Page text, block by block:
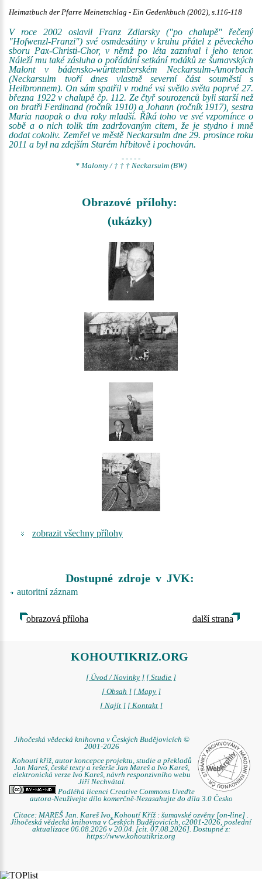
Heimatbuch der Pfarre Meinetschlag - Ein Gedenkbuch (2002), s.116-118
V roce 2002 oslavil Franz Zdiarsky ("po chalupě" řečený
"Hofwenzl-Franzi") své osmdesátiny v kruhu přátel z pěveckého
sboru Pax-Christi-Chor, v němž po léta zazníval i jeho tenor.
Náleží mu také zásluha o pořádání setkání rodáků ze šumavských
Malont v bádensko-württemberském Neckarsulm-Amorbach
(Neckarsulm tvoří dnes vlastně severní část souměstí s
Heilbronnem). On sám spatřil v rodné vsi světlo světa poprvé 27.
března 1922 v chalupě čp. 112. Ze čtyř sourozenců byli starší než
on bratři Ferdinand (ročník 1910) a Johann (ročník 1917), sestra
Maria naopak o dva roky mladší. Říká toho ve své vzpomínce o
sobě a o nich tolik tím zadržovaným citem, že je stydno i mně
dodat cokoliv. Zemřel ve městě Neckarsulm dne 29. prosince roku
2011 a byl na zdejším Starém hřbitově i pochován.
- - - - -
* Malonty / † † † Neckarsulm (BW)
Obrazové přílohy:
(ukázky)
zobrazit všechny přílohy
Dostupné zdroje v JVK:
autoritní záznam
obrazová příloha další strana
KOHOUTIKRIZ.ORG
[ Úvod / Novinky ] [ Studie ]
[ Obsah ] [ Mapy ]
[ Najít ] [ Kontakt ]
Jihočeská vědecká knihovna v Českých Budějovicích ©
2001-2026
Kohoutí kříž, autor koncepce projektu, studie a překladů
Jan Mareš, české texty a rešerše Jan Mareš a Ivo Kareš,
elektronická verze Ivo Kareš, návrh responzivního webu
Jiří Nechvátal.
Podléhá licenci Creative Commons Uveďte
autora-Neužívejte dílo komerčně-Nezasahujte do díla 3.0 Česko
Citace: MAREŠ Jan. Kareš Ivo. Kohoutí Kříž : šumavské ozvěny [on-line] .
Jihočeská vědecká knihovna v Českých Budějovicích, c2001-2026, poslední
aktualizace 06.08.2026 v 20.04. [cit. 07.08.2026]. Dostupné z:
https://www.kohoutikriz.org